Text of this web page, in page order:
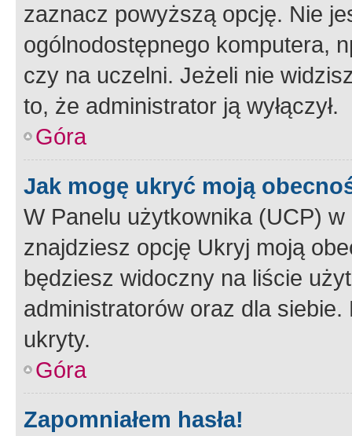
zaznacz powyższą opcję. Nie
ogólnodostępnego komputera,
czy na uczelni. Jeżeli nie
to, że administrator ją wyłączył.
Góra
Jak mogę ukryć moją
W Panelu użytkownika (UCP) w
znajdziesz opcję Ukryj moją
będziesz widoczny na liście
administratorów oraz dla
ukryty.
Góra
Zapomniałem hasła!